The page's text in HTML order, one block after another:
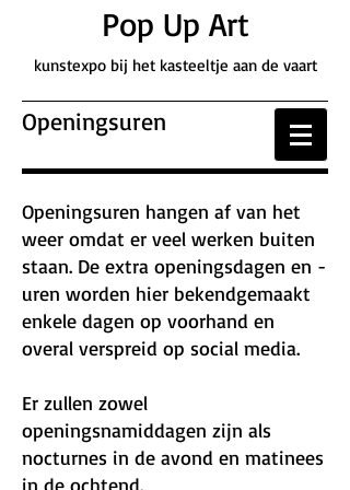
Pop Up Art
kunstexpo bij het kasteeltje aan de vaart
Openingsuren
Openingsuren hangen af van het
weer omdat er veel werken buiten
staan. De extra openingsdagen en -
uren worden hier bekendgemaakt
enkele dagen op voorhand en
overal verspreid op social media.
Er zullen zowel
openingsnamiddagen zijn als
nocturnes in de avond en matinees
in de ochtend.